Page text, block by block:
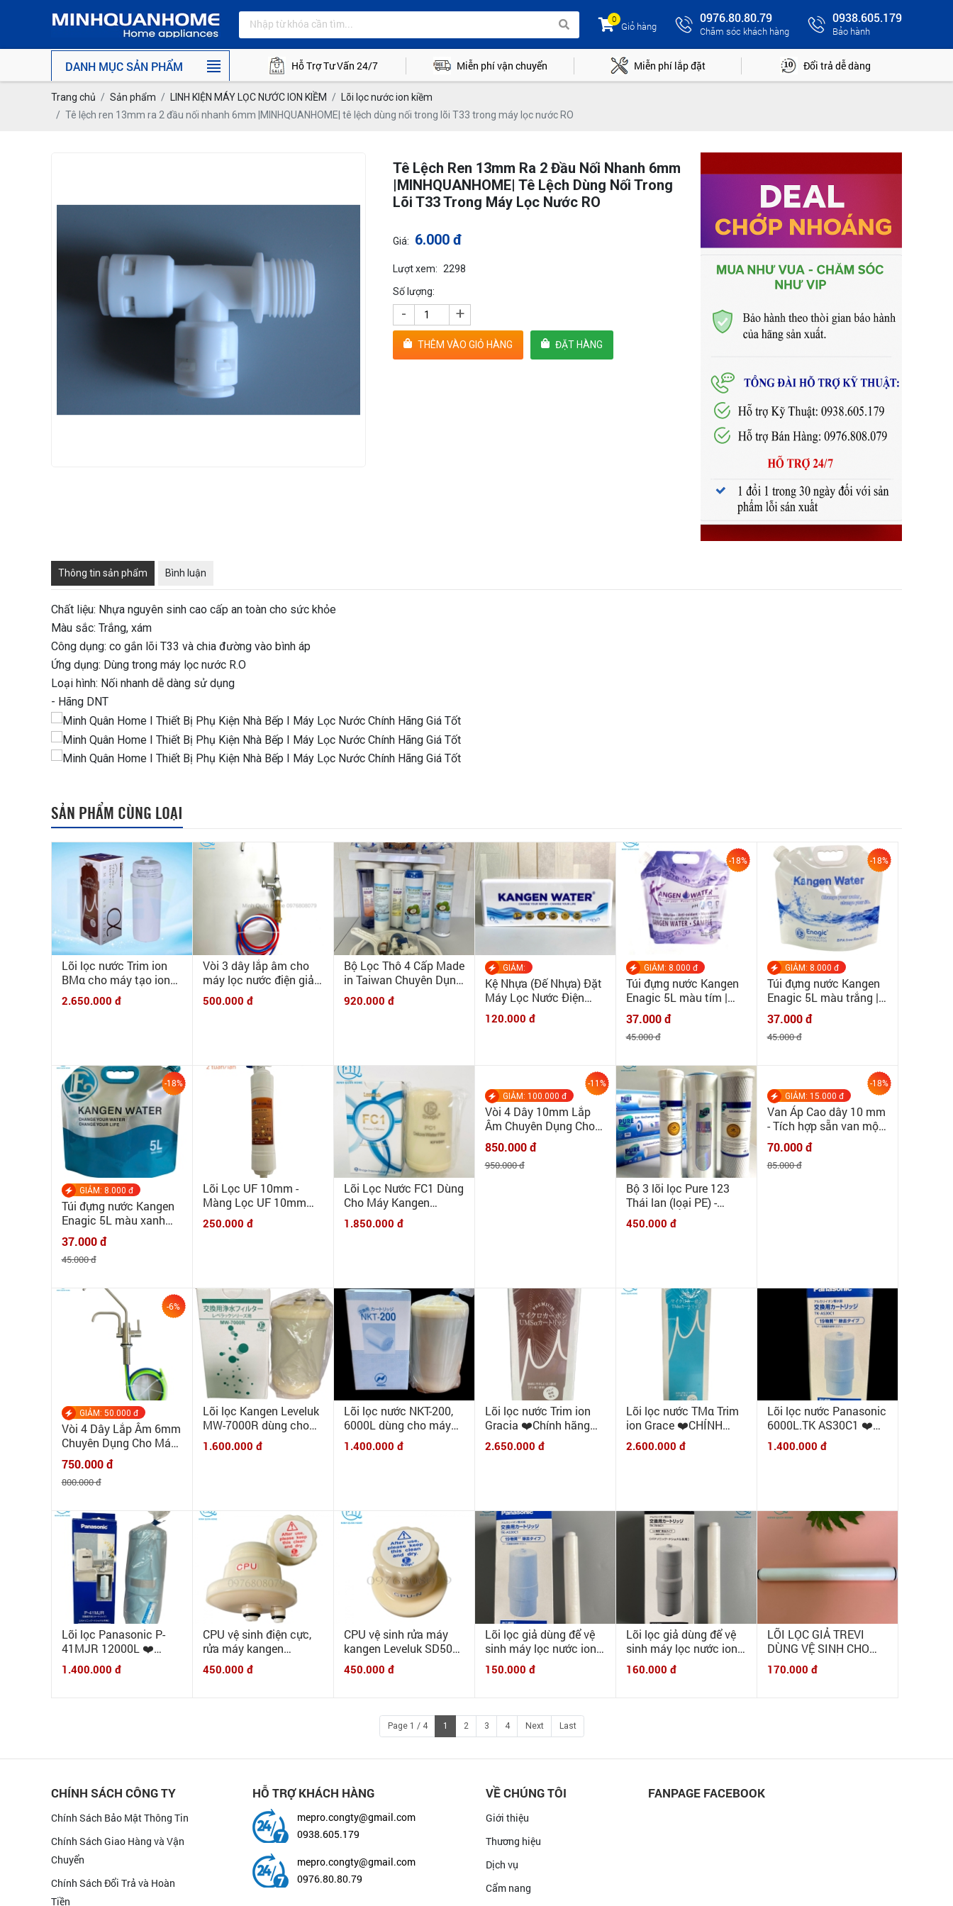
0
Giỏ hàng
0976.80.80.79
Chăm sóc khách hàng
0938.605.179
Bảo hành
DANH MỤC SẢN PHẨM Hỗ Trợ Tư Vấn 24/7 Miễn phí vận chuyển Miễn phí lắp đặt Đổi trả dễ dàng
Trang chủ Sản phẩm LINH KIỆN MÁY LỌC NƯỚC ION KIỀM
Lõi lọc nước ion kiềm
Tê lệch ren 13mm ra 2 đầu nối nhanh 6mm |MINHQUANHOME| tê lệch dùng nối trong lõi T33 trong máy lọc nước RO
Tê Lệch Ren 13mm Ra 2 Đầu Nối Nhanh 6mm
|MINHQUANHOME| Tê Lệch Dùng Nối Trong
Lõi T33 Trong Máy Lọc Nước RO
Giá: 6.000 đ
Lượt xem: 2298
Số lượng:
- +
THÊM VÀO GIỎ HÀNG ĐẶT HÀNG
Thông tin sản phẩm Bình luận
Chất liệu: Nhựa nguyên sinh cao cấp an toàn cho sức khỏe
Màu sắc: Trắng, xám
Công dụng: co gắn lõi T33 và chia đường vào bình áp
Ứng dụng: Dùng trong máy lọc nước R.O
Loại hình: Nối nhanh dễ dàng sử dụng
- Hãng DNT
SẢN PHẨM CÙNG LOẠI
Lõi lọc nước Trim ion
BMα cho máy tạo ion
kiềm TRIM ION TI9000,
TRIM 5HX, TRIM H1,
2.650.000 đ
Vòi 3 dây lắp âm cho
máy lọc nước điện giải
6mm - Vòi 3 dây lắp âm
chuyên dụng cho máy
500.000 đ
Bộ Lọc Thô 4 Cấp Made
in Taiwan Chuyên Dụng
Làm Tiền Lọc Cho Máy
Ion Kiềm, Kangen Water
920.000 đ
GIẢM:
Kệ Nhựa (Đế Nhựa) Đặt
Máy Lọc Nước Điện
Giải Kangen
120.000 đ
-18%
GIẢM: 8.000 đ
Túi đựng nước Kangen
Enagic 5L màu tím |
MINHQUANHOME | Túi
đựng nước chuyên
dụng cho nước điện
37.000 đ
45.000 đ
-18%
GIẢM: 8.000 đ
Túi đựng nước Kangen
Enagic 5L màu trắng |
MINHQUANHOME | Túi
đựng nước chuyên
dụng cho nước điện
37.000 đ
45.000 đ
-18%
GIẢM: 8.000 đ
Túi đựng nước Kangen
Enagic 5L màu xanh
bạc | MINHQUANHOME
| Túi đựng nước chuyên
dụng cho nước điện
37.000 đ
45.000 đ
Lõi Lọc UF 10mm -
Màng Lọc UF 10mm
Korea có van xả thải
6mm
250.000 đ
Lõi Lọc Nước FC1 Dùng
Cho Máy Kangen
Leverluk K8, SD501,
SD501 Pltainum, DX,
1.850.000 đ
-11%
Bộ 3 lõi lọc Pure 123
Thái lan (loại PE) -
NHẬP KHẨU CHÍNH
HÃNG Pure Thái Lan -
450.000 đ
-18%
GIẢM: 15.000 đ
Van Áp Cao dây 10 mm
- Tích hợp sẵn van một
chiều, kèm dây điện
70.000 đ
85.000 đ
-6%
GIẢM: 50.000 đ
Vòi 4 Dây Lắp Âm 6mm
Chuyên Dụng Cho Máy
Lọc Nước Điện Giải Ion
Kiềm ✌INOX 304 CAO
CẤP✌
750.000 đ
800.000 đ
Lõi lọc Kangen Leveluk
MW-7000R dùng cho
Leveluk DX, Jr, DXII,
JrII, SD501 loại HG
1.600.000 đ
Lõi lọc nước NKT-200,
6000L dùng cho máy
Fujiiryoki Trevi FW-150/
FW-007/ FW-008/ HW-
1.400.000 đ
Lõi lọc nước Trim ion
Gracia ❤️Chính hãng
Nihon Trim Nhật Bản❤️
2.650.000 đ
Lõi lọc nước TMα Trim
ion Grace ❤️CHÍNH
HÃNG NIHON TRIM ❤️
NHẬP KHẨU NHẬT BẢN
2.600.000 đ
Lõi lọc nước Panasonic
6000L.TK AS30C1 ❤️
CHÍNH HÃNG❤️ Lõi lọc
thay thế cho máy lọc
1.400.000 đ
Lõi lọc Panasonic P-
41MJR 12000L ❤️
CHÍNH HÃNG❤️ dùng
cho các máy PJ-A30,
1.400.000 đ
CPU vệ sinh điện cực,
rửa máy kangen
Leveluk DX, Jr, DXII,
SD501 đời cũ ( TRƯỚC
450.000 đ
CPU vệ sinh rửa máy
kangen Leveluk SD501,
JRII đời mới (sau năm
2010) CPU-N (lõi HGN)
450.000 đ
Lõi lọc giả dùng để vệ
sinh máy lọc nước ion
kiềm Panasonic 6000L
150.000 đ
Lõi lọc giả dùng để vệ
sinh máy lọc nước ion
kiềm Panasonic
12000L
160.000 đ
LÕI LỌC GIẢ TREVI
DÙNG VỆ SINH CHO
MÁY ĐIỆN GIẢI ION
KIỀM TREVI FW
170.000 đ
Page 1 / 4 1 2 3 4 Next Last
CHÍNH SÁCH CÔNG TY
Chính Sách Bảo Mật Thông Tin
Chính Sách Giao Hàng và Vận
Chuyển
Chính Sách Đổi Trả và Hoàn
Tiền
HỖ TRỢ KHÁCH HÀNG
mepro.congty@gmail.com
0938.605.179
mepro.congty@gmail.com
0976.80.80.79
VỀ CHÚNG TÔI
Giới thiệu
Thương hiệu
Dịch vụ
Cẩm nang
FANPAGE FACEBOOK